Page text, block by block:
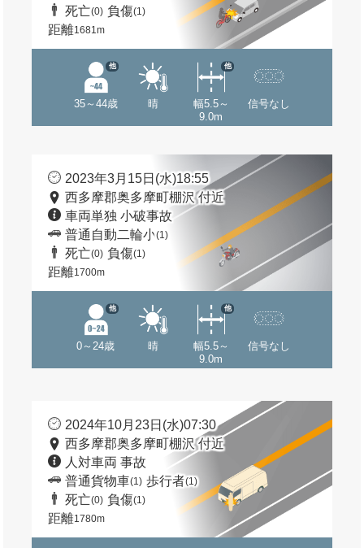
死亡(0) 負傷(1)
距離1681m
35～44歳
他
晴
幅5.5～
9.0m
他
信号なし
2023年3月15日(水)18:55
西多摩郡奥多摩町棚沢 付近
車両単独 小破事故
普通自動二輪小(1)
死亡(0) 負傷(1)
距離1700m
0～24歳
他
晴
幅5.5～
9.0m
他
信号なし
2024年10月23日(水)07:30
西多摩郡奥多摩町棚沢 付近
人対車両 事故
普通貨物車(1) 歩行者(1)
死亡(0) 負傷(1)
距離1780m